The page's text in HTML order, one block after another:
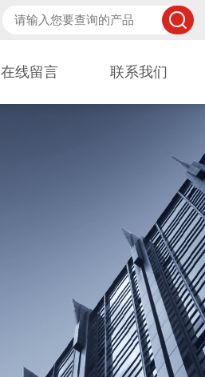
在线留言 联系我们